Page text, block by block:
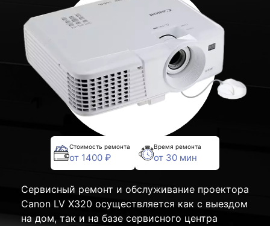
Стоимость ремонта
от 1400 ₽
Время ремонта
от 30 мин
Сервисный ремонт и обслуживание проектора
Canon LV X320 осуществляется как с выездом
на дом, так и на базе сервисного центра